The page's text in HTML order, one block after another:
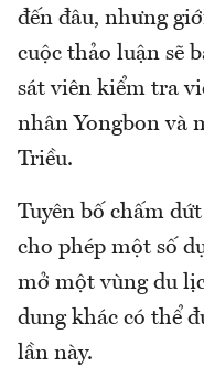
đến đâu, nhưng
cuộc thảo luận sẽ
sát viên kiểm tra
nhân Yongbon và
Triều.
Tuyên bố chấm
cho phép một số
mở một vùng du
dung khác có thể
lần này.